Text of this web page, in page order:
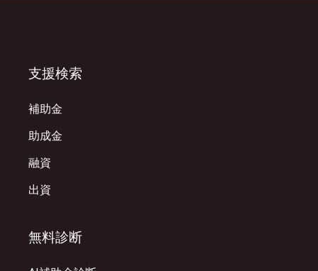
支援検索
補助金
助成金
融資
出資
無料診断